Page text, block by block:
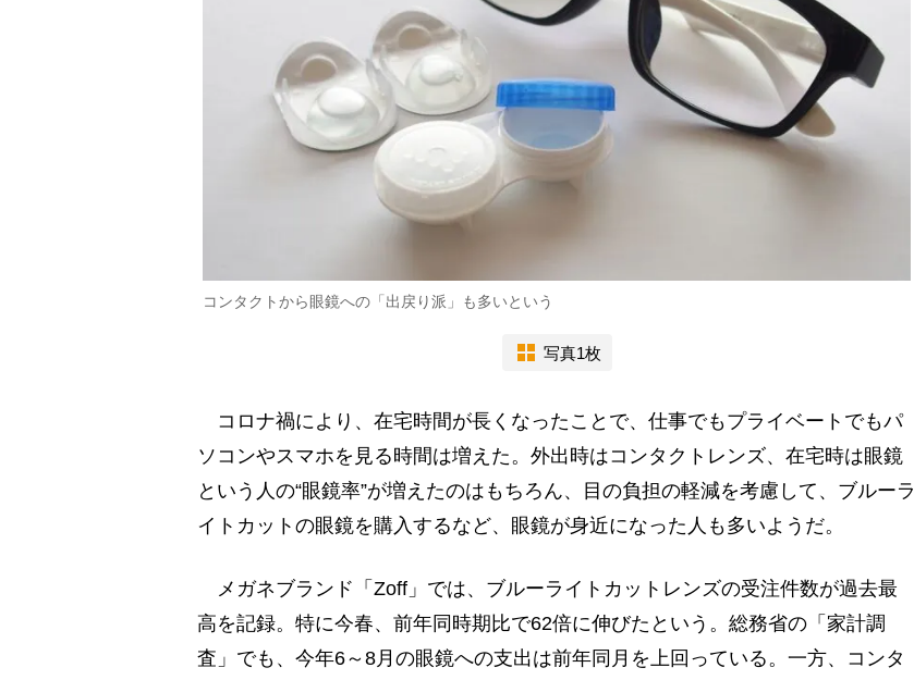
コンタクトから眼鏡への「出戻り派」も多いという
写真1枚
コロナ禍により、在宅時間が長くなったことで、仕事でもプライベートでもパ
ソコンやスマホを見る時間は増えた。外出時はコンタクトレンズ、在宅時は眼鏡
という人の“眼鏡率”が増えたのはもちろん、目の負担の軽減を考慮して、ブルーラ
イトカットの眼鏡を購入するなど、眼鏡が身近になった人も多いようだ。
メガネブランド「Zoff」では、ブルーライトカットレンズの受注件数が過去最
高を記録。特に今春、前年同時期比で62倍に伸びたという。総務省の「家計調
査」でも、今年6～8月の眼鏡への支出は前年同月を上回っている。一方、コンタ